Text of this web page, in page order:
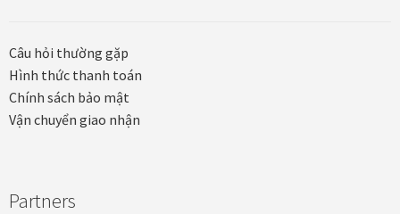
Trang mẫu
Tranh biểu tượng văn hoá Việt Nam
Câu hỏi thường gặp
Hình thức thanh toán
Chính sách bảo mật
Vận chuyển giao nhận
Partners